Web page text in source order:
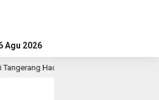
Agu 2026
ASI 2026, Dorong Pemberian ASI